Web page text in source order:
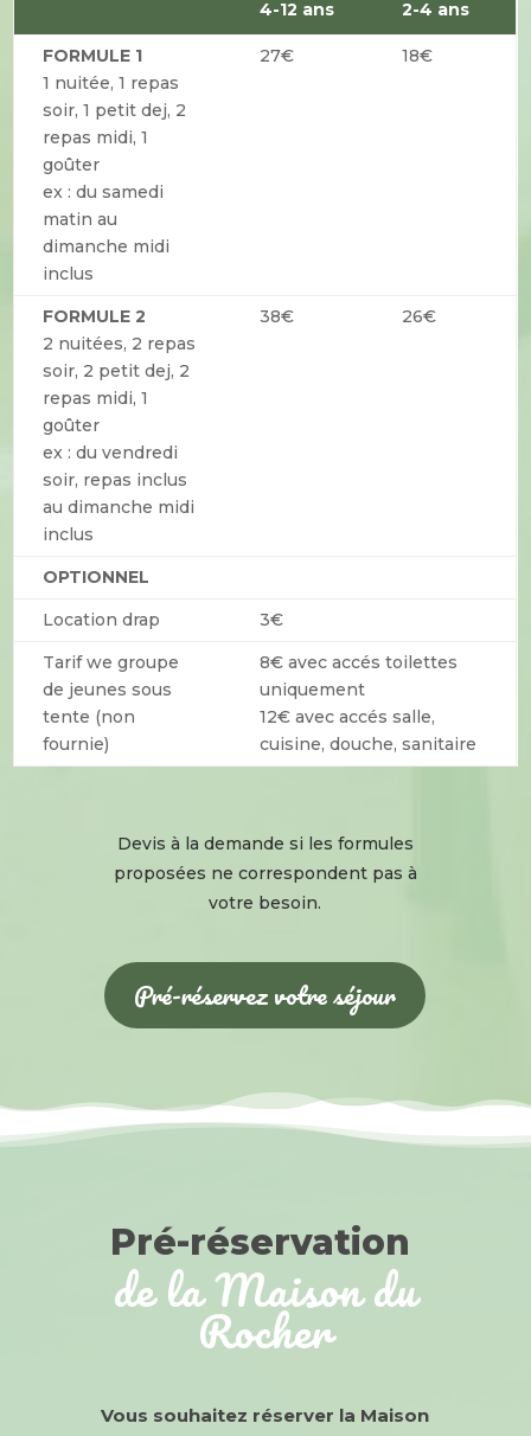
4-12 ans 2-4 ans
FORMULE 1
1 nuitée, 1 repas
soir, 1 petit dej, 2
repas midi, 1
goûter
ex : du samedi
matin au
dimanche midi
inclus
27€ 18€
FORMULE 2
2 nuitées, 2 repas
soir, 2 petit dej, 2
repas midi, 1
goûter
ex : du vendredi
soir, repas inclus
au dimanche midi
inclus
38€ 26€
OPTIONNEL
Location drap
3€
Tarif we groupe
de jeunes sous
tente (non
fournie)
8€ avec accés toilettes
uniquement
12€ avec accés salle,
cuisine, douche, sanitaire
Devis à la demande si les formules
proposées ne correspondent pas à
votre besoin.
Pré-réservez votre séjour
Pré-réservation
de la Maison du
Rocher
Vous souhaitez réserver la Maison